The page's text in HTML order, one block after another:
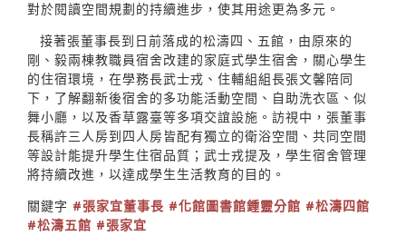
對於閱讀空間規劃的持續進步，使其用途更為多元。
接著張董事長到日前落成的松濤四、五館，由原來的
剛、毅兩棟教職員宿舍改建的家庭式學生宿舍，關心學生
的住宿環境，在學務長武士戎、住輔組組長張文馨陪同
下，了解翻新後宿舍的多功能活動空間、自助洗衣區、似
舞小廳，以及香草露臺等多項交誼設施。訪視中，張董事
長稱許三人房到四人房皆配有獨立的衛浴空間、共同空間
等設計能提升學生住宿品質；武士戎提及，學生宿舍管理
將持續改進，以達成學生生活教育的目的。
關鍵字 #張家宜董事長 #化館圖書館鍾靈分館 #松濤四館
#松濤五館 #張家宜